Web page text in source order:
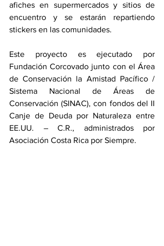
afiches en supermercados y sitios de
encuentro y se estarán repartiendo
stickers en las comunidades.
Este proyecto es ejecutado por
Fundación Corcovado junto con el Área
de Conservación la Amistad Pacífico /
Sistema Nacional de Áreas de
Conservación (SINAC), con fondos del II
Canje de Deuda por Naturaleza entre
EE.UU. – C.R., administrados por
Asociación Costa Rica por Siempre.